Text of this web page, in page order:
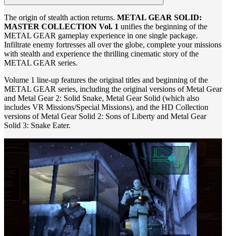
The origin of stealth action returns. METAL GEAR SOLID:
MASTER COLLECTION Vol. 1 unifies the beginning of the
METAL GEAR gameplay experience in one single package.
Infiltrate enemy fortresses all over the globe, complete your missions
with stealth and experience the thrilling cinematic story of the
METAL GEAR series.
Volume 1 line-up features the original titles and beginning of the
METAL GEAR series, including the original versions of Metal Gear
and Metal Gear 2: Solid Snake, Metal Gear Solid (which also
includes VR Missions/Special Missions), and the HD Collection
versions of Metal Gear Solid 2: Sons of Liberty and Metal Gear
Solid 3: Snake Eater.